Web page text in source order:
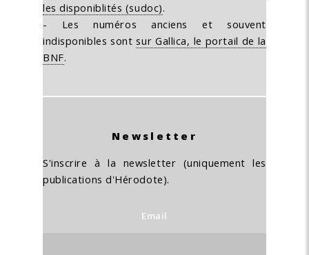
les disponiblités (sudoc).
- Les numéros anciens et souvent
indisponibles sontsur Gallica, le portail de la
BNF.
Newsletter
S'inscrire à la newsletter (uniquement les
publications d'Hérodote).
Email